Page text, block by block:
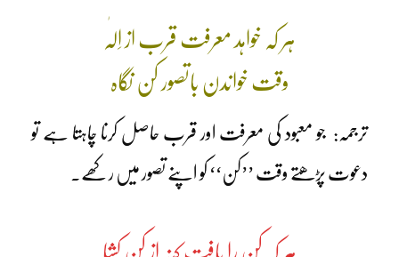
ہر کہ خواہد معرفت قرب از اِلٰہ
وقت خواندن باتصور کن نگاہ
ترجمہ: جو معبود کی معرفت اور قرب حاصل کرنا چاہتا ہے تو
دعوت پڑھتے وقت ’’کن‘‘ کو اپنے تصور میں رکھے۔
ہر کہ کن را یافت کنہ از کن کشا